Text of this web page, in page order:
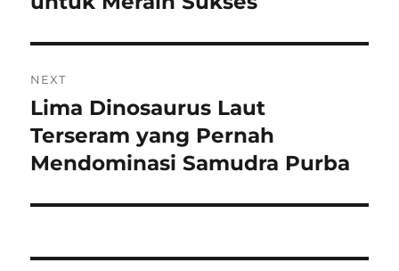
NEXT
Next
post:
Lima Dinosaurus Laut
Terseram yang Pernah
Mendominasi Samudra Purba